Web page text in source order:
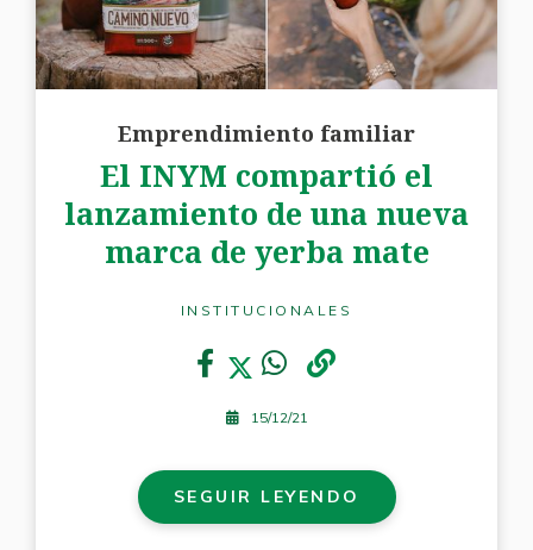
Emprendimiento familiar
El INYM compartió el
lanzamiento de una nueva
marca de yerba mate
INSTITUCIONALES
15/12/21
SEGUIR LEYENDO